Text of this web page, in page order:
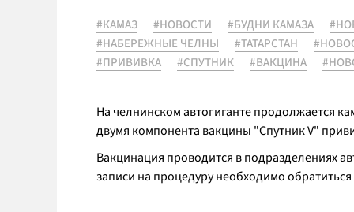
#КАМАЗ #НОВОСТИ #БУДНИ КАМАЗА
#НАБЕРЕЖНЫЕ ЧЕЛНЫ
#ТАТАРСТАН
#ПРИВИВКА
#СПУТНИК #ВАКЦИНА
На челнинском автогиганте продолжается
двумя компонента вакцины "Спутник V"
Вакцинация проводится в подразделениях
записи на процедуру необходимо